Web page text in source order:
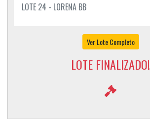
LOTE 24 - LORENA BB
Ver Lote Completo
LOTE FINALIZADO!